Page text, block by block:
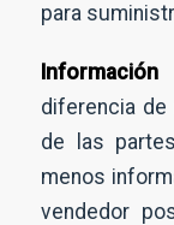
para
Información
diferencia de
de las
menos
vendedor